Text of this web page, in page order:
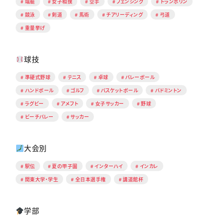
競泳
剣道 馬術 チアリーディング
弓道
重量挙げ
球技
準硬式野球 テニス 卓球
バレーボール
ハンドボール
ゴルフ バスケットボール
バドミントン
ラグビー
アメフト 女子サッカー
野球
ビーチバレー
サッカー
大会別
駅伝 夏の甲子園 インターハイ
インカレ
関東大学・学生
全日本選手権 講道館杯
学部